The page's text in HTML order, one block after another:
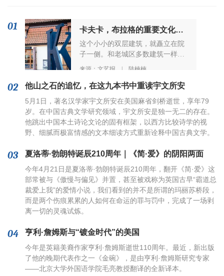
01 卡夫卡，布拉格的重要文化象征
这个小小的双层建筑，就矗立在院
子一侧。和老城区多数建筑一样，
土黄色涂层，复古的中世纪风格橘
好像五线谱上跳动的音符般，遵循
着某种特殊的规律，同时又是雀
跃、变化的。博物馆也是诸多音符
标记中的一个，卡夫卡短暂却密集
的人生要如何塞进这小小的八音
盒？
来源：文艺报 | 陆楠楠
02 他山之石的追忆，在这九本书中重读宇文所安
5月1日，著名汉学家宇文所安在美国麻省剑桥逝世，享年79
岁。在中国古典文学研究领域，宇文所安是独一无二的存在。
他跳出中国本土诗论文论的固有框架，以西方比较诗学的视
野、细腻而极富情感的文本细读方式重新诠释中国古典文学。
03 夏洛蒂·勃朗特诞辰210周年｜《简·爱》的阴阳两面
今年4月21日是夏洛蒂·勃朗特诞辰210周年，翻开《简·爱》这
部常被与《傲慢与偏见》并置，甚至被戏称为英国古早“霸道总
裁爱上我”的爱情小说，我们看到的并不是所谓的玛丽苏桥段，
而是两个伤痕累累的人如何在命运的罪与罚中，完成了一场剥
离一切的灵魂试炼。
04 亨利·詹姆斯与“镀金时代”的美国
今年是英籍美裔作家亨利·詹姆斯逝世110周年。最近，新出版
了他的晚期代表作之一《金碗》，是由亨利·詹姆斯研究专家
——北京大学外国语学院毛亮教授翻译的全新译本。